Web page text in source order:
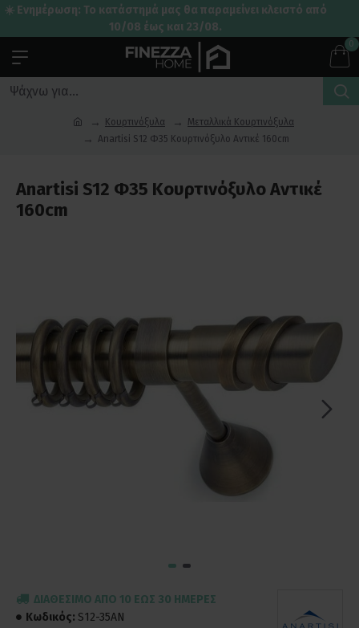
☀️ Ενημέρωση: Το κατάστημά μας θα παραμείνει κλειστό από
10/08 έως και 23/08.
0
Κουρτινόξυλα
Μεταλλικά Κουρτινόξυλα
Anartisi S12 Φ35 Κουρτινόξυλο Αντικέ 160cm
Anartisi S12 Φ35 Κουρτινόξυλο Αντικέ
160cm
ΔΙΑΘΈΣΙΜΟ ΑΠΌ 10 ΈΩΣ 30 ΗΜΈΡΕΣ
Κωδικός: S12-35AN